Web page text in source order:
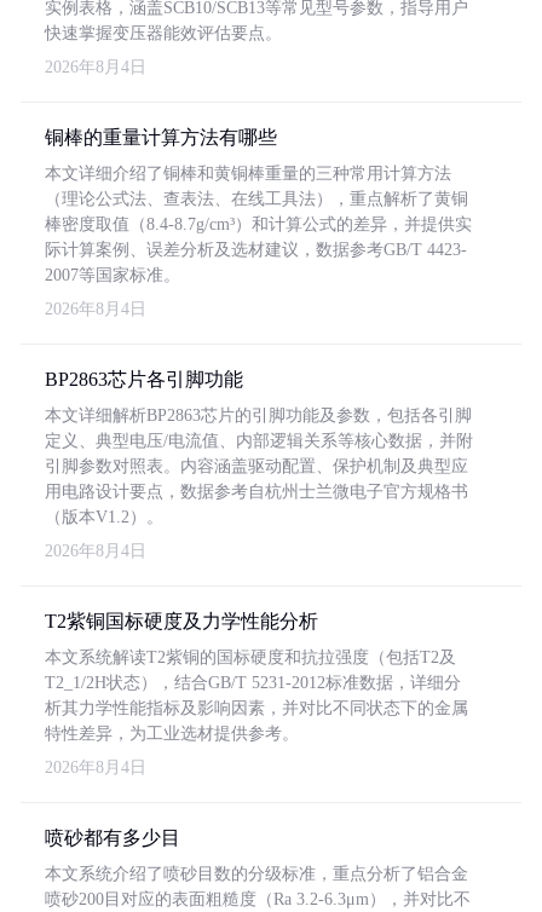
实例表格，涵盖SCB10/SCB13等常见型号参数，指导用户
快速掌握变压器能效评估要点。
2026年8月4日
铜棒的重量计算方法有哪些
本文详细介绍了铜棒和黄铜棒重量的三种常用计算方法
（理论公式法、查表法、在线工具法），重点解析了黄铜
棒密度取值（8.4-8.7g/cm³）和计算公式的差异，并提供实
际计算案例、误差分析及选材建议，数据参考GB/T 4423-
2007等国家标准。
2026年8月4日
BP2863芯片各引脚功能
本文详细解析BP2863芯片的引脚功能及参数，包括各引脚
定义、典型电压/电流值、内部逻辑关系等核心数据，并附
引脚参数对照表。内容涵盖驱动配置、保护机制及典型应
用电路设计要点，数据参考自杭州士兰微电子官方规格书
（版本V1.2）。
2026年8月4日
T2紫铜国标硬度及力学性能分析
本文系统解读T2紫铜的国标硬度和抗拉强度（包括T2及
T2_1/2H状态），结合GB/T 5231-2012标准数据，详细分
析其力学性能指标及影响因素，并对比不同状态下的金属
特性差异，为工业选材提供参考。
2026年8月4日
喷砂都有多少目
本文系统介绍了喷砂目数的分级标准，重点分析了铝合金
喷砂200目对应的表面粗糙度（Ra 3.2-6.3μm），并对比不